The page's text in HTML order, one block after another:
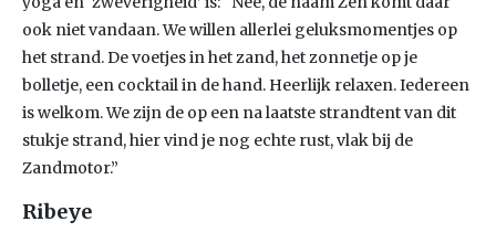
ook niet vandaan. We willen allerlei geluksmomentjes op
het strand. De voetjes in het zand, het zonnetje op je
bolletje, een cocktail in de hand. Heerlijk relaxen. Iedereen
is welkom. We zijn de op een na laatste strandtent van dit
stukje strand, hier vind je nog echte rust, vlak bij de
Zandmotor.”
Ribeye